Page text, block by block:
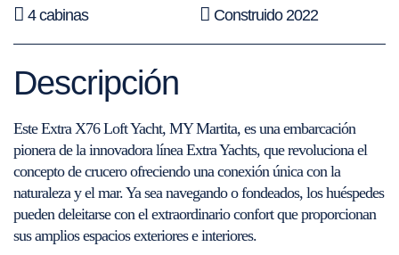
4 cabinas Construido 2022
Descripción
Este Extra X76 Loft Yacht, MY Martita, es una embarcación
pionera de la innovadora línea Extra Yachts, que revoluciona el
concepto de crucero ofreciendo una conexión única con la
naturaleza y el mar. Ya sea navegando o fondeados, los huéspedes
pueden deleitarse con el extraordinario confort que proporcionan
sus amplios espacios exteriores e interiores.